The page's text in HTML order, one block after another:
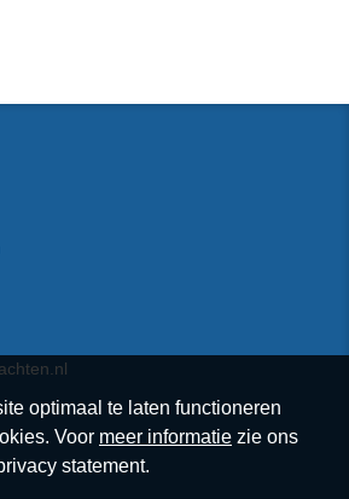
optimaal te laten functioneren
Voor meer informatie zie ons
statement.